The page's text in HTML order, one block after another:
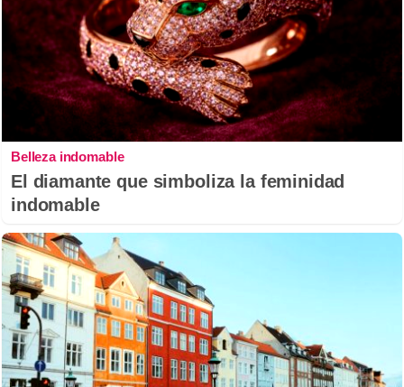
Belleza indomable
El diamante que simboliza la feminidad
indomable